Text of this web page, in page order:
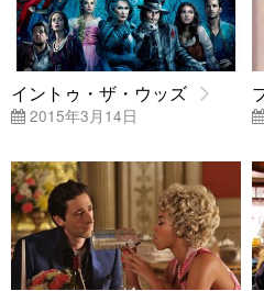
イントゥ・ザ・ウッズ
2015年3月14日